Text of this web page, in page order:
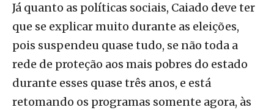
Já quanto as políticas sociais, Caiado deve ter
que se explicar muito durante as eleições,
pois suspendeu quase tudo, se não toda a
rede de proteção aos mais pobres do estado
durante esses quase três anos, e está
retomando os programas somente agora, às